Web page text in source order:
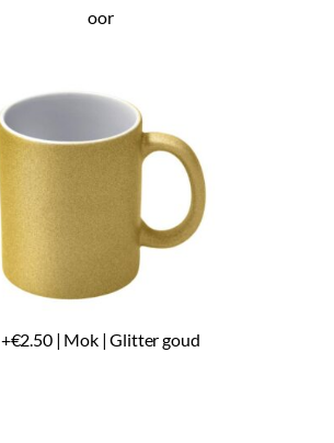
oor
+€2.50 | Mok | Glitter goud